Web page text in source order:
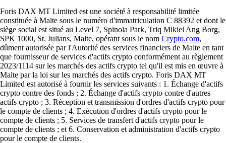
Foris DAX MT Limited est une société à responsabilité limitée
constituée à Malte sous le numéro d'immatriculation C 88392 et dont le
siège social est situé au Level 7, Spinola Park, Triq Mikiel Ang Borg,
SPK 1000, St. Julians, Malte, opérant sous le nom Crypto.com,
dûment autorisée par l'Autorité des services financiers de Malte en tant
que fournisseur de services d'actifs crypto conformément au règlement
2023/1114 sur les marchés des actifs crypto tel qu'il est mis en œuvre à
Malte par la loi sur les marchés des actifs crypto. Foris DAX MT
Limited est autorisé à fournir les services suivants : 1. Échange d'actifs
crypto contre des fonds ; 2. Échange d'actifs crypto contre d'autres
actifs crypto ; 3. Réception et transmission d'ordres d'actifs crypto pour
le compte de clients ; 4. Exécution d'ordres d'actifs crypto pour le
compte de clients ; 5. Services de transfert d'actifs crypto pour le
compte de clients ; et 6. Conservation et administration d'actifs crypto
pour le compte de clients.